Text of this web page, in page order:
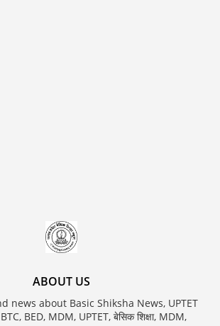
ABOUT US
news about Basic Shiksha News, UPTET
BED, MDM, UPTET, बेसिक शिक्षा, MDM,